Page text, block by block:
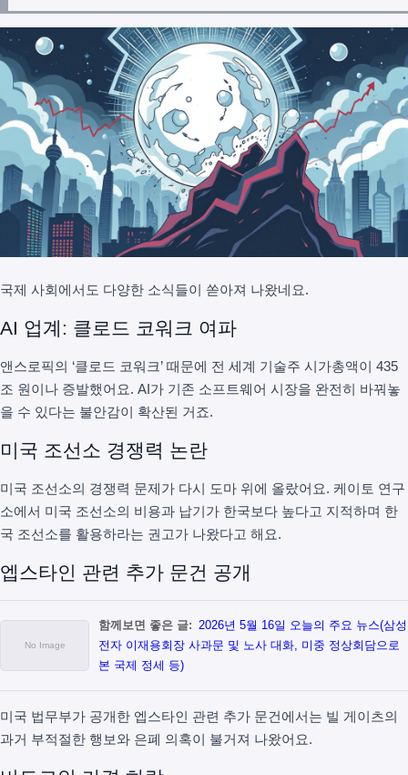
국제 사회에서도 다양한 소식들이 쏟아져 나왔네요.
AI 업계: 클로드 코워크 여파
앤스로픽의 ‘클로드 코워크’ 때문에 전 세계 기술주 시가총액이 435
조 원이나 증발했어요. AI가 기존 소프트웨어 시장을 완전히 바꿔놓
을 수 있다는 불안감이 확산된 거죠.
미국 조선소 경쟁력 논란
미국 조선소의 경쟁력 문제가 다시 도마 위에 올랐어요. 케이토 연구
소에서 미국 조선소의 비용과 납기가 한국보다 높다고 지적하며 한
국 조선소를 활용하라는 권고가 나왔다고 해요.
엡스타인 관련 추가 문건 공개
함께보면 좋은 글: 2026년 5월 16일 오늘의 주요 뉴스(삼성
전자 이재용회장 사과문 및 노사 대화, 미중 정상회담으로
본 국제 정세 등)
미국 법무부가 공개한 엡스타인 관련 추가 문건에서는 빌 게이츠의
과거 부적절한 행보와 은폐 의혹이 불거져 나왔어요.